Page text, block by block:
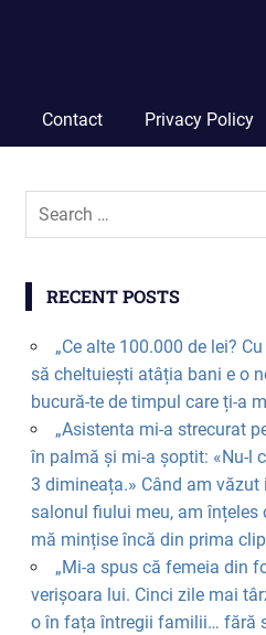
Contact Privacy Policy
RECENT POSTS
„Ce alte 100.000 de lei?
să cheltuiești atâția bani e o
bucură-te de timpul care ți-a
„Asistenta mi-a strecurat
în palmă și mi-a șoptit: «Nu-l
3 dimineața.» Când am văzut
salonul fiului meu, am înțeles
mă mințise încă din prima
„Mi-a spus că femeia din
verișoara lui. Cinci zile mai
o în fața întregii familii… fără